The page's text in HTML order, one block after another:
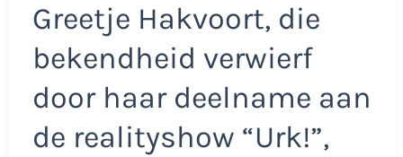
Greetje Hakvoort, die
bekendheid verwierf
door haar deelname aan
de realityshow “Urk!”,